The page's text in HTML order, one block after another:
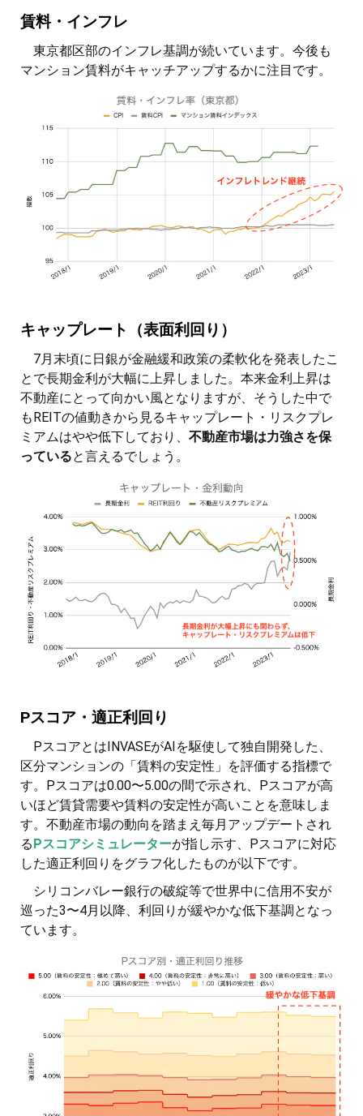
賃料・インフレ
東京都区部のインフレ基調が続いています。今後も
マンション賃料がキャッチアップするかに注目です。
キャップレート（表面利回り）
7月末頃に日銀が金融緩和政策の柔軟化を発表したこ
とで長期金利が大幅に上昇しました。本来金利上昇は
不動産にとって向かい風となりますが、そうした中で
もREITの値動きから見るキャップレート・リスクプレ
ミアムはやや低下しており、 不動産市場は力強さを保
っていると言えるでしょう。
Pスコア・適正利回り
PスコアとはINVASEがAIを駆使して独自開発した、
区分マンションの「賃料の安定性」を評価する指標で
す。Pスコアは0.00〜5.00の間で示され、Pスコアが高
いほど賃貸需要や賃料の安定性が高いことを意味しま
す。不動産市場の動向を踏まえ毎月アップデートされ
るPスコアシミュレーターが指し示す、Pスコアに対応
した適正利回りをグラフ化したものが以下です。
シリコンバレー銀行の破綻等で世界中に信用不安が
巡った3〜4月以降、利回りが緩やかな低下基調となっ
ています。